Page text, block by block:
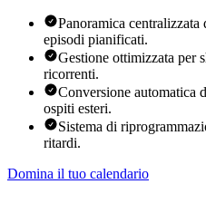
Panoramica
episodi pianificati.
Gestione ottimizzata per
ricorrenti.
Conversione automatica
ospiti esteri.
Sistema di
ritardi.
Domina il tuo calendario